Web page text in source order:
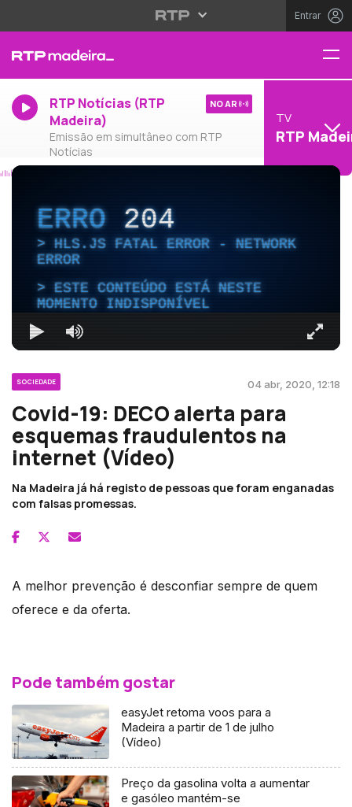
Entrar
RTP Notícias (RTP
Madeira)
Emissão em simultâneo com RTP
Notícias
NO AR
TV
RTP
ERRO204
HLS.JS FATAL ERROR - NETWORK
ERROR
ESTE CONTEÚDO ESTÁ NESTE
MOMENTO INDISPONÍVEL
SOCIEDADE 04 abr, 2020, 12:18
Covid-19: DECO alerta para
esquemas fraudulentos na
internet (Vídeo)
Na Madeira já há registo de pessoas que foram enganadas
com falsas promessas.
A melhor prevenção é desconfiar sempre de quem
oferece e da oferta.
Pode também gostar
easyJet retoma voos para a
Madeira a partir de 1 de julho
(Vídeo)
Preço da gasolina volta a aumentar
e gasóleo mantém-se